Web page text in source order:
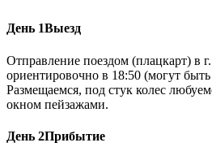
День 1Выезд
Отправление поездом (плацкарт) в
ориентировочно в 18:50 (могут быть
Размещаемся, под стук колес
окном пейзажами.
День 2Прибытие